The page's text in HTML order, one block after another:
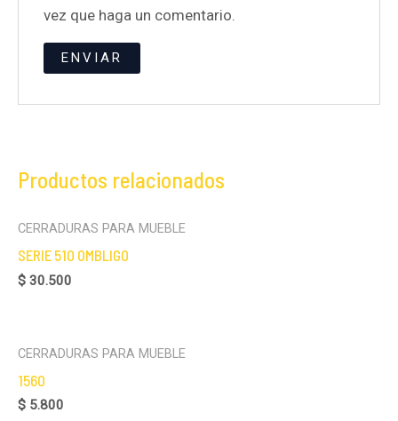
vez que haga un comentario.
Productos relacionados
CERRADURAS PARA MUEBLE
SERIE 510 OMBLIGO
$ 30.500
CERRADURAS PARA MUEBLE
1560
$ 5.800